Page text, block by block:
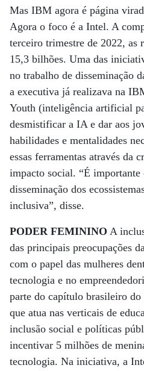
Mas IBM agora é página
Agora o foco é a Intel. A
terceiro trimestre de 2022, as
15,3 bilhões. Uma das
no trabalho de disseminação
a executiva já realizava na
Youth (inteligência artificial
desmistificar a IA e dar aos
habilidades e mentalidades
essas ferramentas através da
impacto social. “É importante
disseminação dos
inclusiva”, disse.
PODER FEMININO A
das principais preocupações
com o papel das mulheres
tecnologia e no
parte do capítulo brasileiro
que atua nas verticais de
inclusão social e políticas
incentivar 5 milhões de
tecnologia. Na iniciativa, a